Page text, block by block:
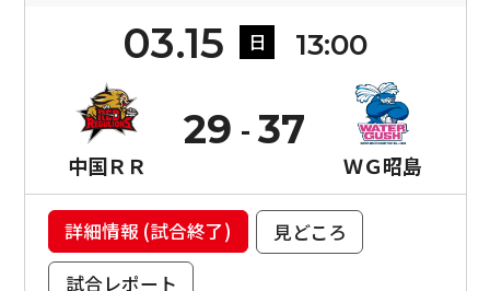
03.15 日 13:00
中国ＲＲ
29
ＷＧ昭島
37
詳細情報 (試合終了)
見どころ
試合レポート